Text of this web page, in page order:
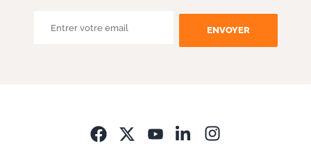
ENVOYER